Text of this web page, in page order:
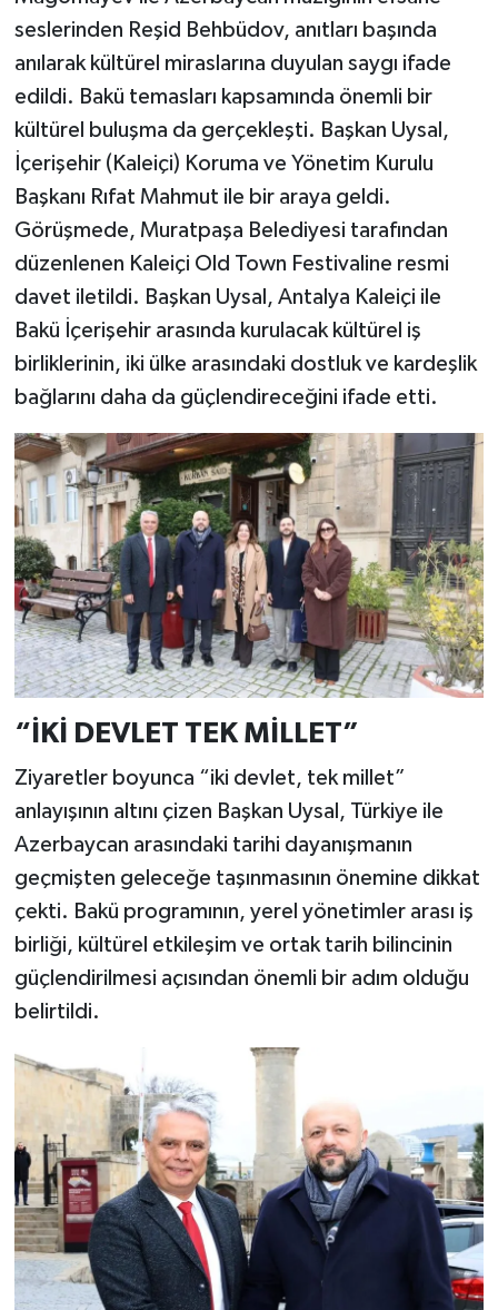
seslerinden Reşid Behbüdov, anıtları başında
anılarak kültürel miraslarına duyulan saygı ifade
edildi. Bakü temasları kapsamında önemli bir
kültürel buluşma da gerçekleşti. Başkan Uysal,
İçerişehir (Kaleiçi) Koruma ve Yönetim Kurulu
Başkanı Rıfat Mahmut ile bir araya geldi.
Görüşmede, Muratpaşa Belediyesi tarafından
düzenlenen Kaleiçi Old Town Festivaline resmi
davet iletildi. Başkan Uysal, Antalya Kaleiçi ile
Bakü İçerişehir arasında kurulacak kültürel iş
birliklerinin, iki ülke arasındaki dostluk ve kardeşlik
bağlarını daha da güçlendireceğini ifade etti.
“İKİ DEVLET TEK MİLLET”
Ziyaretler boyunca “iki devlet, tek millet”
anlayışının altını çizen Başkan Uysal, Türkiye ile
Azerbaycan arasındaki tarihi dayanışmanın
geçmişten geleceğe taşınmasının önemine dikkat
çekti. Bakü programının, yerel yönetimler arası iş
birliği, kültürel etkileşim ve ortak tarih bilincinin
güçlendirilmesi açısından önemli bir adım olduğu
belirtildi.